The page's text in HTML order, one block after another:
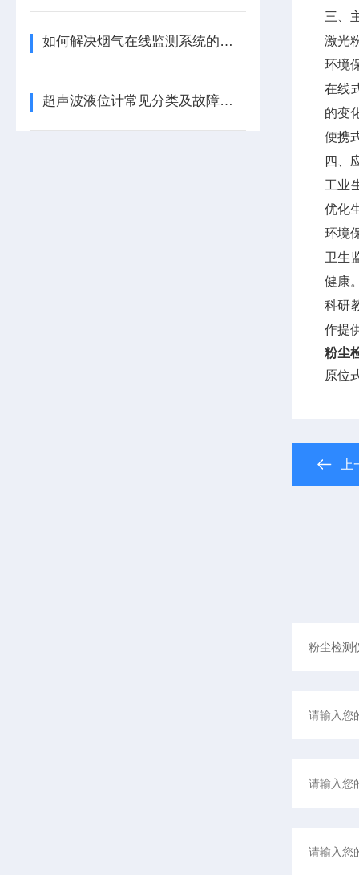
如何解决烟气在线监测系统的数据传输不稳定问题?
超声波液位计常见分类及故障处理方法
三、
激光
环境
在线
的变
便携
四、
工业
优化
环境
卫生
健康
科研
作提
粉尘
原位